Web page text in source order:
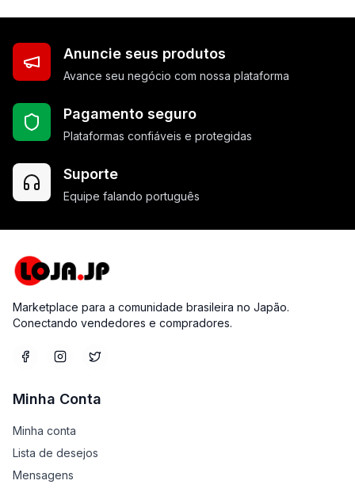
Anuncie seus produtos
Avance seu negócio com nossa plataforma
Pagamento seguro
Plataformas confiáveis e protegidas
Suporte
Equipe falando português
Marketplace para a comunidade brasileira no Japão.
Conectando vendedores e compradores.
Minha Conta
Minha conta
Lista de desejos
Mensagens